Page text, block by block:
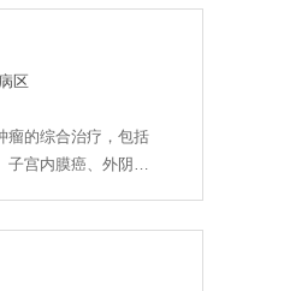
区
瘤的综合治疗，包括
子宫内膜癌、外阴